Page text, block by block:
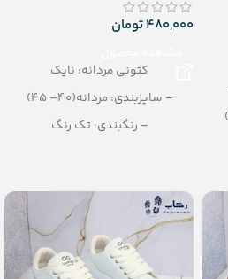
480,000تومان
کتونی مردانه: نایک
– سایزبندی: مردانه(40– 45)
– رنگبندی: تک رنگ